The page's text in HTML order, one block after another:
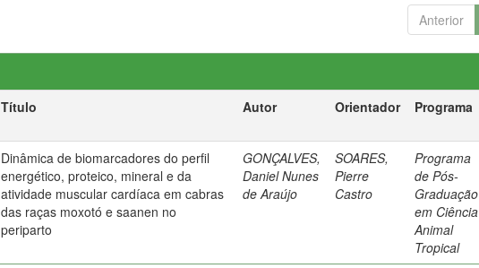
Anterior
Título Autor Orientador Programa
Dinâmica de biomarcadores do perfil
energético, proteico, mineral e da
atividade muscular cardíaca em cabras
das raças moxotó e saanen no
periparto
GONÇALVES,
Daniel Nunes
de Araújo
SOARES,
Pierre
Castro
Programa
de Pós-
Graduação
em Ciência
Animal
Tropical